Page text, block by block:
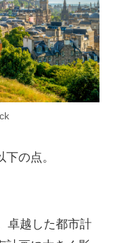
の点。
卓越した都市計